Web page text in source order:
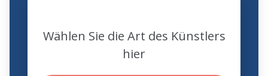
Wählen Sie die Art des Künstlers
hier